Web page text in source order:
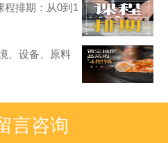
程排期：从0到1
、设备、原料
言咨询